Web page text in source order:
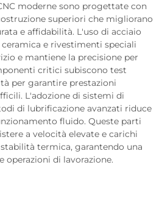
moderne sono progettate con
superiori che migliorano
e affidabilità. L'uso di acciaio
e rivestimenti speciali
e mantiene la precisione per
critici subiscono test
per garantire prestazioni
L'adozione di sistemi di
di lubrificazione avanzati riduce
fluido. Queste parti
a velocità elevate e carichi
termica, garantendo una
operazioni di lavorazione.